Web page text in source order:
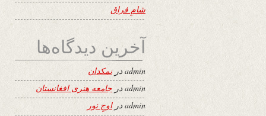
شامِ فراق
آخرین دیدگاه‌ها
adminدرنمکدان
adminدر جامعه هنری افغانستان
adminدراوجِ نور